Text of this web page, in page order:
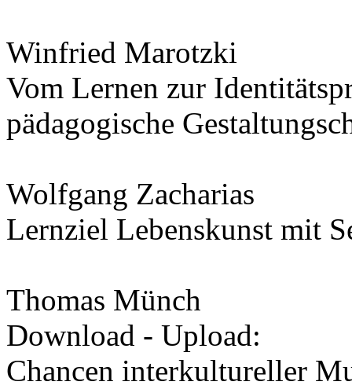
Winfried Marotzki
Vom Lernen zur
pädagogische
Wolfgang Zacharias
Lernziel Lebenskunst mit
Thomas Münch
Download - Upload:
Chancen interkultureller